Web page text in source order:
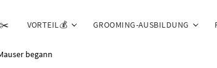
✂️ VORTEIL💰 GROOMING-AUSBILDUNG
begann